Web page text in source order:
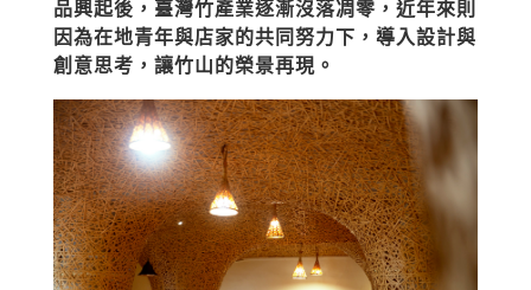
品興起後，臺灣竹產業逐漸沒落凋零，近年來則
因為在地青年與店家的共同努力下，導入設計與
創意思考，讓竹山的榮景再現。